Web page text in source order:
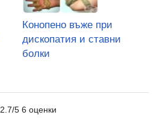
Конопено въже при
дископатия и ставни
болки
2.7/5 6 оценки